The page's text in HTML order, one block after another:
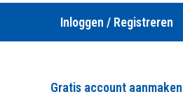
Inloggen / Registreren
Gratis account aanmaken